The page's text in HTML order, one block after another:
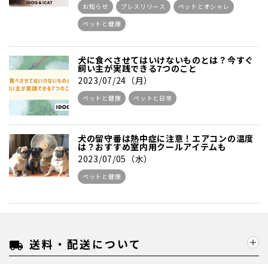
お知らせ プレスリリース
ペットとオシャレ
ペットと健康
犬に食べさせてはいけないものとは？今すぐ
飼い主が実践できる7つのこと
2023/07/24（月）
ペットと健康 ペットと日常
犬の留守番は熱中症に注意！エアコンの温度
は？おすすめ室内用クールアイテムも
2023/07/05（水）
ペットと健康
local_shipping 送料・配送について